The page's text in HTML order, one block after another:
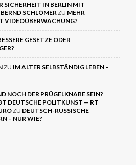
SICHERHEIT IN BERLIN MIT
SCHLÖMERZU MEHR
VIDEOÜBERWACHUNG?
GESETZE ODER
ZU IM ALTER SELBSTÄNDIG LEBEN –
NOCH DER PRÜGELKNABE SEIN?
DEUTSCHE POLITKUNST — RT
ZU DEUTSCH-RUSSISCHE
– NUR WIE?